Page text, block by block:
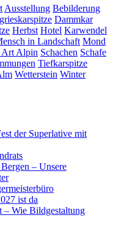
Ausstellung Bebilderung
Dammkar
Herbst Hotel Karwendel
in Landschaft Mond
Art Alpin Schachen Schafe
Tiefkarspitze
Wetterstein Winter
der Superlative mit
– Unsere
ist da
– Wie Bildgestaltung